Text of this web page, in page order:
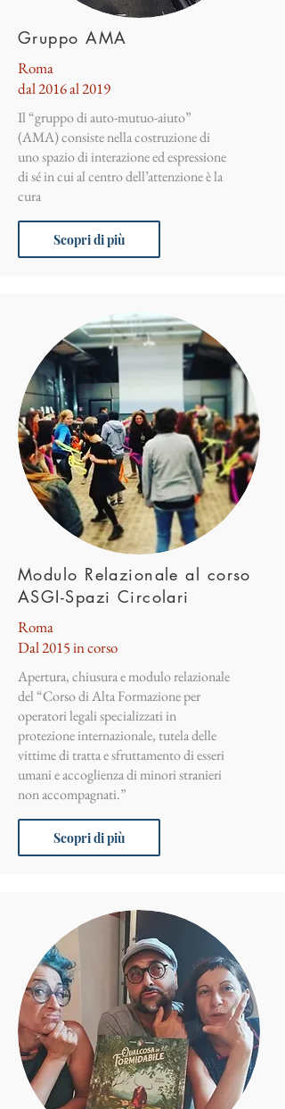
Gruppo AMA
Roma
dal 2016 al 2019
Il “gruppo di auto-mutuo-aiuto”
(AMA) consiste nella costruzione di
uno spazio di interazione ed espressione
di sé in cui al centro dell’attenzione è la
cura
Scopri di più
Modulo Relazionale al corso
ASGI-Spazi Circolari
Roma
Dal 2015 in corso
Apertura, chiusura e modulo relazionale
del “Corso di Alta Formazione per
operatori legali specializzati in
protezione internazionale, tutela delle
vittime di tratta e sfruttamento di esseri
umani e accoglienza di minori stranieri
non accompagnati.”
Scopri di più